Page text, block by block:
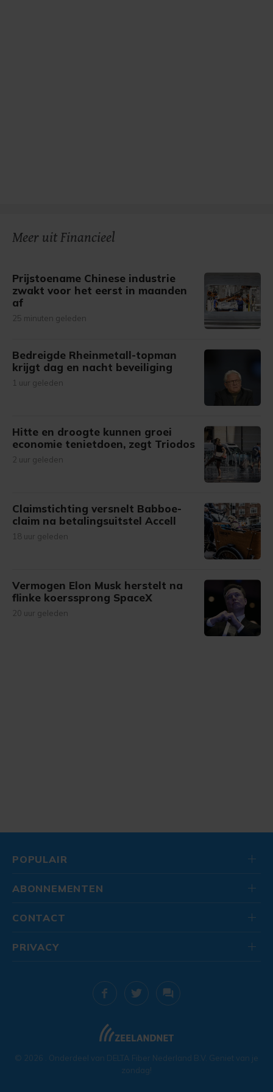
Meer uit Financieel
Prijstoename Chinese industrie
zwakt voor het eerst in maanden
af
25 minuten geleden
Bedreigde Rheinmetall-topman
krijgt dag en nacht beveiliging
1 uur geleden
Hitte en droogte kunnen groei
economie tenietdoen, zegt Triodos
2 uur geleden
Claimstichting versnelt Babboe-
claim na betalingsuitstel Accell
18 uur geleden
Vermogen Elon Musk herstelt na
flinke koerssprong SpaceX
20 uur geleden
POPULAIR
ABONNEMENTEN
CONTACT
© 2026 . Onderdeel van DELTA Fiber Nederland B.V. Geniet van je
zondag!
PRIVACY